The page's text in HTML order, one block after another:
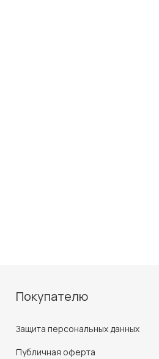
Покупателю
Защита персональных данных
Публичная оферта